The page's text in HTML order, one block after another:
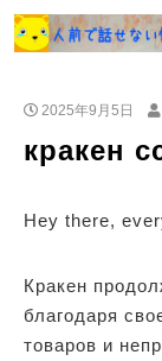
2025年9月5日
кракен
Hey there,
Кракен
благодаря
товаров и